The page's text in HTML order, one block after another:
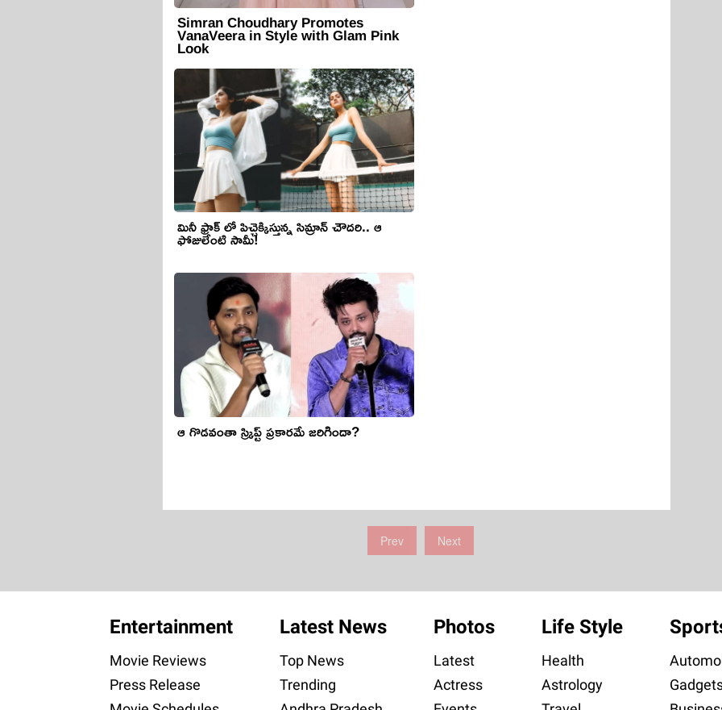
Simran Choudhary Promotes
VanaVeera in Style with Glam Pink
Look
మినీ ఫ్రాక్ లో పిచ్చెక్కిస్తున్న సిమ్రాన్ చౌదరి.. ఆ
ఫోజులేంటి సామీ!
ఆ గొడ‌వంతా స్క్రిప్ట్ ప్ర‌కారమే జ‌రిగిందా?
Prev Next
Entertainment
Movie Reviews
Press Release
Latest News
Top News
Trending
Photos
Latest
Actress
Life Style
Health
Astrology